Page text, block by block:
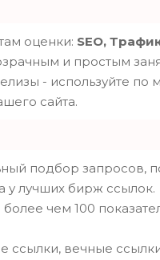
оценки: SEO,
и простым
- используйте по
сайта.
подбор запросов,
у лучших бирж ссылок.
чем 100
вечные